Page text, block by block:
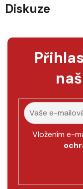
Diskuze
Vložením e-